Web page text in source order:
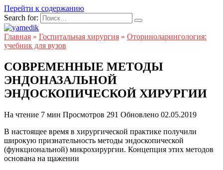
Перейти к содержанию
Search for:
Главная » Госпитальная хирургия » Оториноларингология:
учебник для вузов
СОВРЕМЕННЫЕ МЕТОДЫ
ЭНДОНАЗАЛЬНОЙ
ЭНДОСКОПИЧЕСКОЙ ХИРУРГИИ
На чтение 7 мин Просмотров 291 Обновлено 02.05.2019
В настоящее время в хирургической практике получили
широкую признательность методы эндоскопической
(функциональной) микрохирургии. Концепция этих методов
основана на щажении